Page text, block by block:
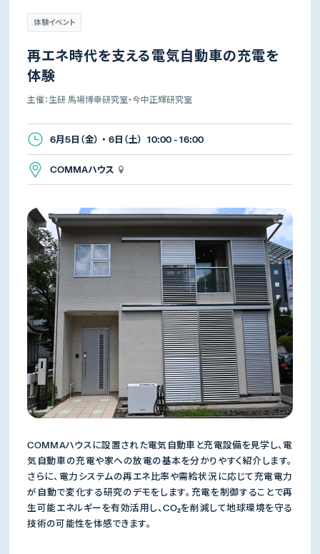
体験イベント
再エネ時代を支える電気自動車の充電を
体験
主催：生研 馬場博幸研究室・今中正輝研究室
6月5日（金） ・ 6日（土） 10:00 - 16:00
COMMAハウス
COMMAハウスに設置された電気自動車と充電設備を見学し、電
気自動車の充電や家への放電の基本を分かりやすく紹介します。
さらに、電力システムの再エネ比率や需給状況に応じて充電電力
が自動で変化する研究のデモをします。充電を制御することで再
生可能エネルギーを有効活用し、CO₂を削減して地球環境を守る
技術の可能性を体感できます。